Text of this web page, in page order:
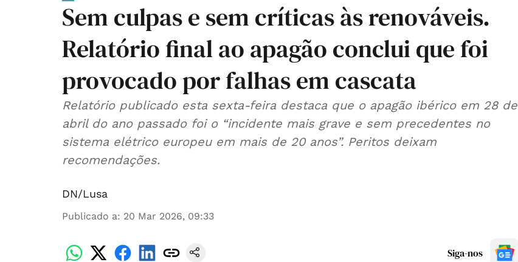
Sem culpas e sem críticas às renováveis.
Relatório final ao apagão conclui que foi
provocado por falhas em cascata
Relatório publicado esta sexta-feira destaca que o apagão ibérico em 28 de
abril do ano passado foi o “incidente mais grave e sem precedentes no
sistema elétrico europeu em mais de 20 anos”. Peritos deixam
recomendações.
DN/Lusa
Publicado a: 20 Mar 2026, 09:33
Siga-nos